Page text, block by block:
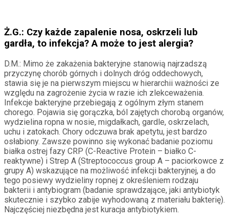
Ż.G.: Czy każde zapalenie nosa, oskrzeli lub
gardła, to infekcja? A może to jest alergia?
D.M.: Mimo że zakażenia bakteryjne stanowią najrzadszą
przyczynę chorób górnych i dolnych dróg oddechowych,
stawia się je na pierwszym miejscu w hierarchii ważności ze
względu na zagrożenie życia w razie ich zlekceważenia.
Infekcje bakteryjne przebiegają z ogólnym złym stanem
chorego. Pojawia się gorączka, ból zajętych chorobą organów,
wydzielina ropna w nosie, migdałkach, gardle, oskrzelach,
uchu i zatokach. Chory odczuwa brak apetytu, jest bardzo
osłabiony. Zawsze powinno się wykonać badanie poziomu
białka ostrej fazy CRP (C-Reactive Protein – białko C-
reaktywne) i Strep A (Streptococcus group A – paciorkowce z
grupy A) wskazujące na możliwość infekcji bakteryjnej, a do
tego posiewy wydzieliny ropnej z określeniem rodzaju
bakterii i antybiogram (badanie sprawdzające, jaki antybiotyk
skutecznie i szybko zabije wyhodowaną z materiału bakterię).
Najczęściej niezbędna jest kuracja antybiotykiem.